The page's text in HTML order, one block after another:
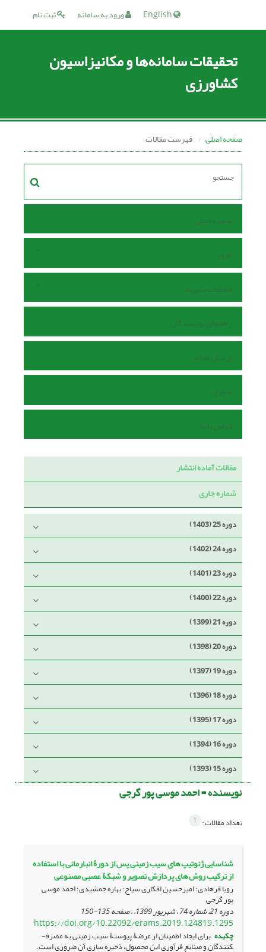
ثبت نام ورود به سامانه
تحقیقات سامانه‌ها و مکانیزاسیون
کشاورزی
صفحه اصلی فهرست مقالات
صفحه اصلی
مرور
اطلاعات نشریه
راهنمای نویسندگان
ارسال مقاله
داوران
تماس با ما
مقالات آماده انتشار
شماره جاری
دوره 25 (1403)
دوره 24 (1402)
دوره 23 (1401)
دوره 22 (1400)
دوره 21 (1399)
دوره 20 (1398)
دوره 19 (1397)
دوره 18 (1396)
دوره 17 (1395)
دوره 16 (1394)
دوره 15 (1393)
نویسنده =احمد موسی پور گرجی
تعداد مقالات: 1
شناسایی ژنوتیپ های سیب زمینی پس از دورۀ انبارمانی با استفاده
از ترکیب روش های پردازش تصویر و شبکۀ عصبی مصنوعی
رویا فرهادی؛ امیرحسین افکاری سیاح؛ بهاره جمشیدی؛ احمد موسی
پور گرجی
دوره 21، شماره 74 ، شهریور 1399، ، صفحه 135-150
https://doi.org/10.22092/erams.2019.124819.1295
چکیدهبرای ایجاد اطمینان از عرضۀ پیوستۀ سیب­ زمینی به مصرف­
کنندگان و صنایع فرآوری این محصول، ذخیره­ سازی آن ضروری است.